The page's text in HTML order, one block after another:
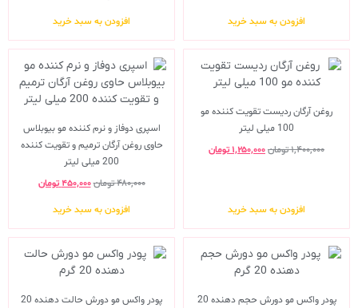
افزودن به سبد خرید افزودن به سبد خرید
روغن آرگان ردیست تقویت کننده مو
100 میلی لیتر
۱,۴۰۰,۰۰۰تومان۱,۲۵۰,۰۰۰ تومان
افزودن به سبد خرید
اسپری دوفاز و نرم کننده مو بیوبلاس
حاوی روغن آرگان ترمیم و تقویت کننده
200 میلی لیتر
۴۸۰,۰۰۰تومان۴۵۰,۰۰۰ تومان
افزودن به سبد خرید
پودر واکس مو دورش حجم دهنده 20
پودر واکس مو دورش حالت دهنده 20